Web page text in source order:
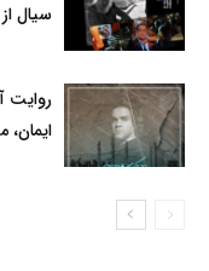
سیال
روایت